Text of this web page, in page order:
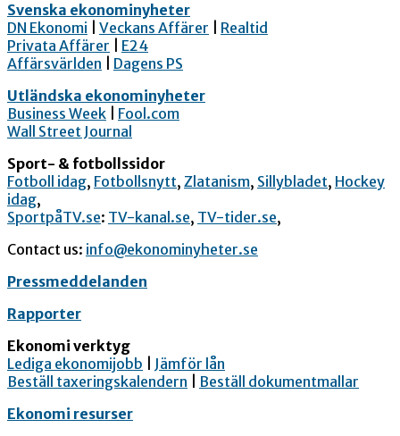
Svenska ekonominyheter
DN Ekonomi
Veckans Affärer
Realtid
Privata Affärer
E24
Affärsvärlden
Dagens PS
Utländska ekonominyheter
Business Week
Fool.com
Wall Street Journal
Sport- & fotbollssidor
Fotboll idag, Fotbollsnytt, Zlatanism, Sillybladet, Hockey
idag,
SportpåTV.se: TV-kanal.se, TV-tider.se,
Contact us: info@ekonominyheter.se
Pressmeddelanden
Rapporter
Ekonomi verktyg
Lediga ekonomijobb
Jämför lån
Beställ taxeringskalendern
Beställ dokumentmallar
Ekonomi resurser